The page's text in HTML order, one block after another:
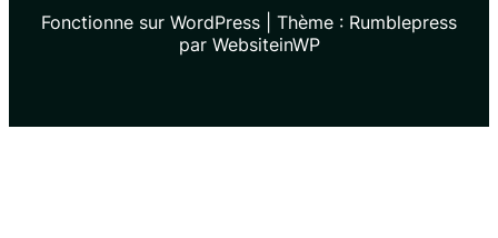
Fonctionne sur WordPress | Thème : Rumblepress
par WebsiteinWP